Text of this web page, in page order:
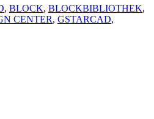
, BLOCK, BLOCKBIBLIOTHEK,
CENTER, GSTARCAD,